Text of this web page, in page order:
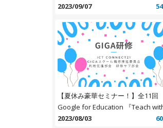
2023/09/07
【夏休み豪華セミナー！】全11回
Google for Education 『Teach
Chrome 2023 〜クラウド時代を生
2023/08/03